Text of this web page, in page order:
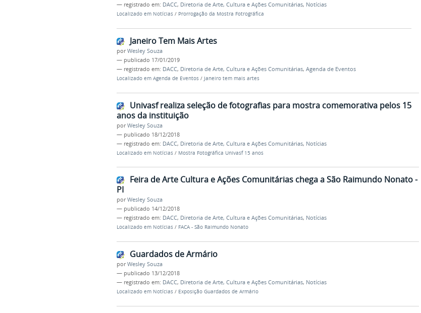
— registrado em: DACC, Diretoria de Arte, Cultura e Ações Comunitárias, Notícias
Localizado em Notícias / Prorrogação da Mostra Fotrográfica
Janeiro Tem Mais Artes
porWesley Souza
— publicado 17/01/2019
— registrado em: DACC, Diretoria de Arte, Cultura e Ações Comunitárias, Agenda de Eventos
Localizado em Agenda de Eventos / Janeiro tem mais artes
Univasf realiza seleção de fotografias para mostra comemorativa pelos 15
anos da instituição
porWesley Souza
— publicado 18/12/2018
— registrado em: DACC, Diretoria de Arte, Cultura e Ações Comunitárias, Notícias
Localizado em Notícias / Mostra Fotográfica Univasf 15 anos
Feira de Arte Cultura e Ações Comunitárias chega a São Raimundo Nonato -
PI
porWesley Souza
— publicado 14/12/2018
— registrado em: DACC, Diretoria de Arte, Cultura e Ações Comunitárias, Notícias
Localizado em Notícias / FACA - São Raimundo Nonato
Guardados de Armário
porWesley Souza
— publicado 13/12/2018
— registrado em: DACC, Diretoria de Arte, Cultura e Ações Comunitárias, Notícias
Localizado em Notícias / Exposição Guardados de Armário